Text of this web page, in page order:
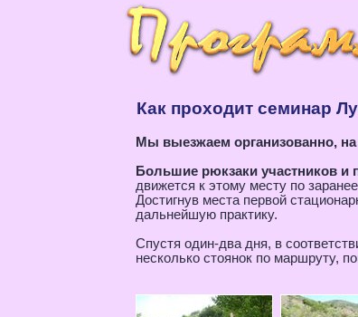
Как проходит семинар
Мы выезжаем организованно,
Большие рюкзаки участников и
движется к этому месту по
Достигнув места первой
дальнейшую практику.
Спустя один-два дня, в
несколько стоянок по маршруту,